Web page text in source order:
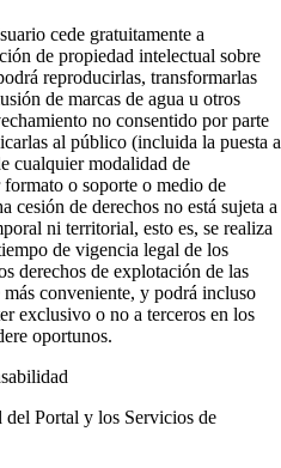
cede gratuitamente a
de propiedad intelectual sobre
reproducirlas, transformarlas
de marcas de agua u otros
no consentido por parte
al público (incluida la puesta a
cualquier modalidad de
o soporte o medio de
de derechos no está sujeta a
ni territorial, esto es, se realiza
de vigencia legal de los
derechos de explotación de las
conveniente, y podrá incluso
exclusivo o no a terceros en los
oportunos.
Portal y los Servicios de